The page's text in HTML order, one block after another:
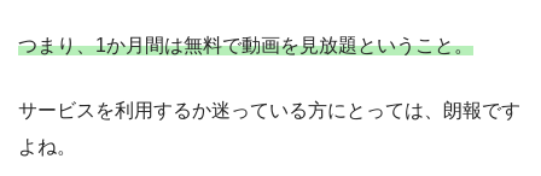
つまり、1か月間は無料で動画を見放題ということ。
サービスを利用するか迷っている方にとっては、朗報です
よね。